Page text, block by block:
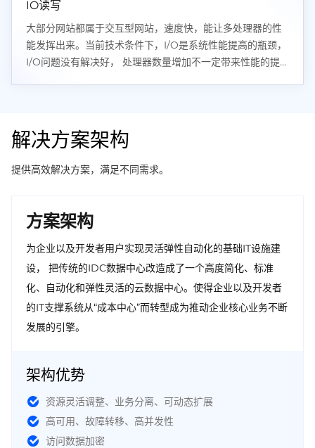
IO读写
大部分网站都属于交互型网站，速度快，能让多处理器的性
能发挥出来。当前技术条件下，I/O是系统性能提高的瓶颈，
I/O问题没有解决好， 处理器数量增加不一定带来性能的提
解决方案架构
提供高效解决方案，满足不同需求。
方案架构
为企业以及开发者用户实现灵活弹性自动化的基础IT设施建
设， 把传统的IDC数据中心改造成了一个高度简化、标准
化、自动化和弹性灵活的云数据中心。使得企业以及开发者
的IT支撑系统从“成本中心”而转型成为推动企业核心业务不断
发展的引擎。
架构优势
资源灵活调整、业务分离、可动态扩展
高可用、故障转移、高并发性
访问数据加密